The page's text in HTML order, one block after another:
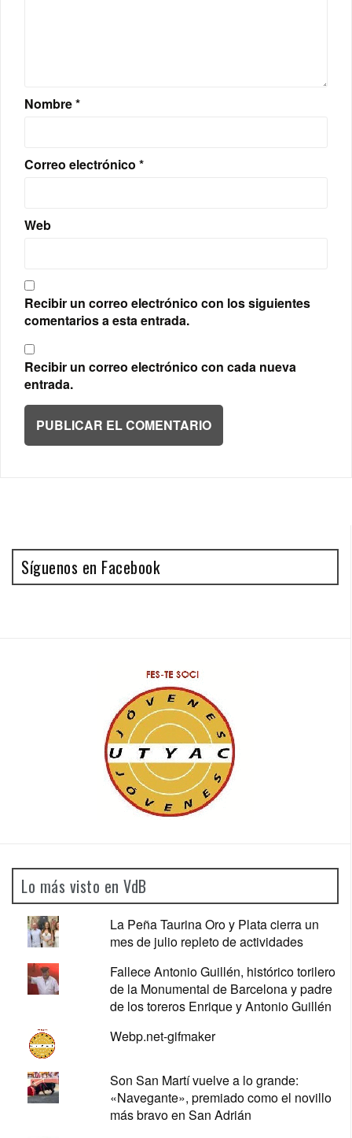
Nombre*
Correo electrónico *
Web
Recibir un correo electrónico con los siguientes
comentarios a esta entrada.
Recibir un correo electrónico con cada nueva
entrada.
Síguenos en Facebook
Lo más visto en VdB
La Peña Taurina Oro y Plata cierra un
mes de julio repleto de actividades
Fallece Antonio Guillén, histórico torilero
de la Monumental de Barcelona y padre
de los toreros Enrique y Antonio Guillén
Webp.net-gifmaker
Son San Martí vuelve a lo grande:
«Navegante», premiado como el novillo
más bravo en San Adrián